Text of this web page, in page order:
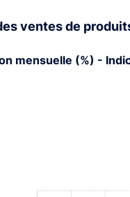
ventes de
mensuelle (%) -